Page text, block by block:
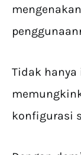
Tidak hanya
konfigurasi